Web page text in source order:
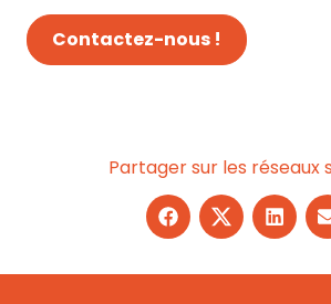
Contactez-nous !
Partager sur les réseaux